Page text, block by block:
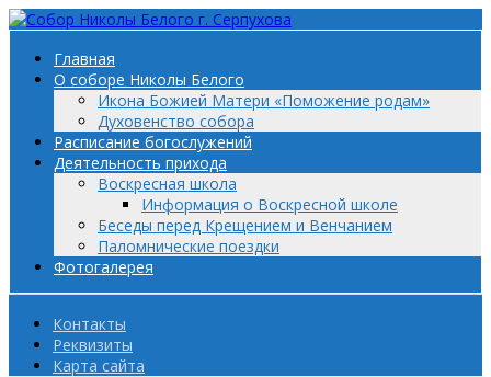
Главная
О соборе Николы Белого
Икона Божией Матери «Поможение родам»
Духовенство собора
Расписание богослужений
Деятельность прихода
Воскресная школа
Информация о Воскресной школе
Беседы перед Крещением и Венчанием
Паломнические поездки
Фотогалерея
Контакты
Реквизиты
Карта сайта